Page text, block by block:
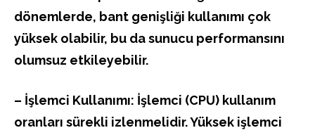
dönemlerde, bant genişliği kullanımı çok
yüksek olabilir, bu da sunucu performansını
olumsuz etkileyebilir.
– İşlemci Kullanımı: İşlemci (CPU) kullanım
oranları sürekli izlenmelidir. Yüksek işlemci